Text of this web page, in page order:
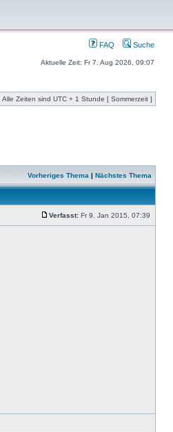
FAQ Suche
Aktuelle Zeit: Fr 7. Aug 2026, 09:07
Alle Zeiten sind UTC + 1 Stunde [ Sommerzeit ]
Vorheriges Thema | Nächstes Thema
Verfasst: Fr 9. Jan 2015, 07:39